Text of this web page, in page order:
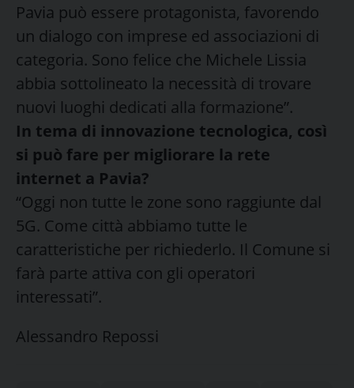
Pavia può essere protagonista, favorendo
un dialogo con imprese ed associazioni di
categoria. Sono felice che Michele Lissia
abbia sottolineato la necessità di trovare
nuovi luoghi dedicati alla formazione”.
In tema di innovazione tecnologica, così
si può fare per migliorare la rete
internet a Pavia?
“Oggi non tutte le zone sono raggiunte dal
5G. Come città abbiamo tutte le
caratteristiche per richiederlo. Il Comune si
farà parte attiva con gli operatori
interessati”.
Alessandro Repossi